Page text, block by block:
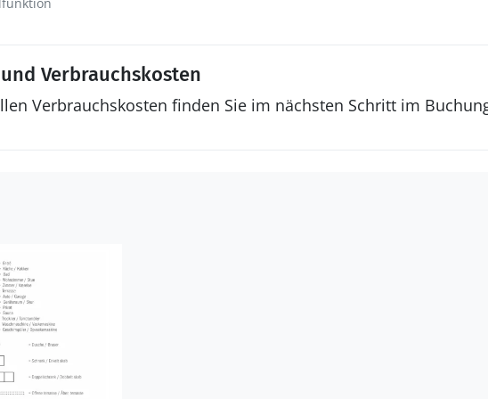
Verbrauchskosten
Verbrauchskosten finden Sie im nächsten Schritt im